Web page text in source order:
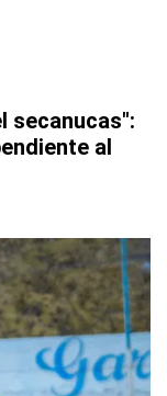
secanucas":
al